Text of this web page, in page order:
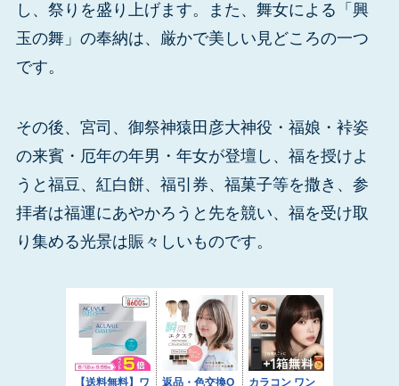
し、祭りを盛り上げます。また、舞女による「興
玉の舞」の奉納は、厳かで美しい見どころの一つ
です。
その後、宮司、御祭神猿田彦大神役・福娘・裃姿
の来賓・厄年の年男・年女が登壇し、福を授けよ
うと福豆、紅白餅、福引券、福菓子等を撒き、参
拝者は福運にあやかろうと先を競い、福を受け取
り集める光景は賑々しいものです。